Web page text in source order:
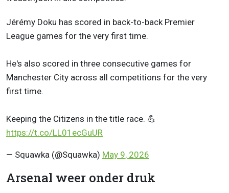
Jérémy Doku has scored in back-to-back Premier
League games for the very first time.
He's also scored in three consecutive games for
Manchester City across all competitions for the very
first time.
Keeping the Citizens in the title race. 💪
https://t.co/LL01ecGuUR
— Squawka (@Squawka) May 9, 2026
Arsenal weer onder druk